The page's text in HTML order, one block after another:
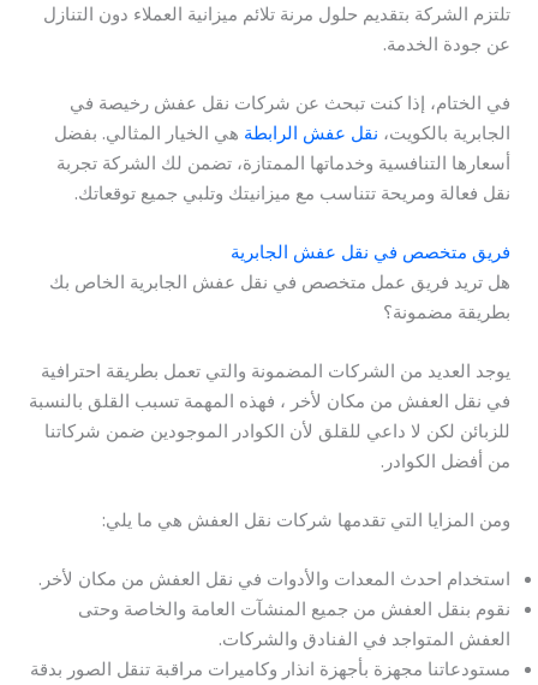
تلتزم الشركة بتقديم حلول مرنة تلائم ميزانية العملاء دون التنازل
عن جودة الخدمة.
في الختام، إذا كنت تبحث عن شركات نقل عفش رخيصة في
الجابرية بالكويت، نقل عفش الرابطة هي الخيار المثالي. بفضل
أسعارها التنافسية وخدماتها الممتازة، تضمن لك الشركة تجربة
نقل فعالة ومريحة تتناسب مع ميزانيتك وتلبي جميع توقعاتك.
فريق متخصص في نقل عفش الجابرية
هل تريد فريق عمل متخصص في نقل عفش الجابرية الخاص بك
بطريقة مضمونة؟
يوجد العديد من الشركات المضمونة والتي تعمل بطريقة احترافية
في نقل العفش من مكان لأخر ، فهذه المهمة تسبب القلق بالنسبة
للزبائن لكن لا داعي للقلق لأن الكوادر الموجودين ضمن شركاتنا
من أفضل الكوادر.
ومن المزايا التي تقدمها شركات نقل العفش هي ما يلي:
استخدام احدث المعدات والأدوات في نقل العفش من مكان لأخر.
نقوم بنقل العفش من جميع المنشآت العامة والخاصة وحتى
العفش المتواجد في الفنادق والشركات.
مستودعاتنا مجهزة بأجهزة انذار وكاميرات مراقبة تنقل الصور بدقة